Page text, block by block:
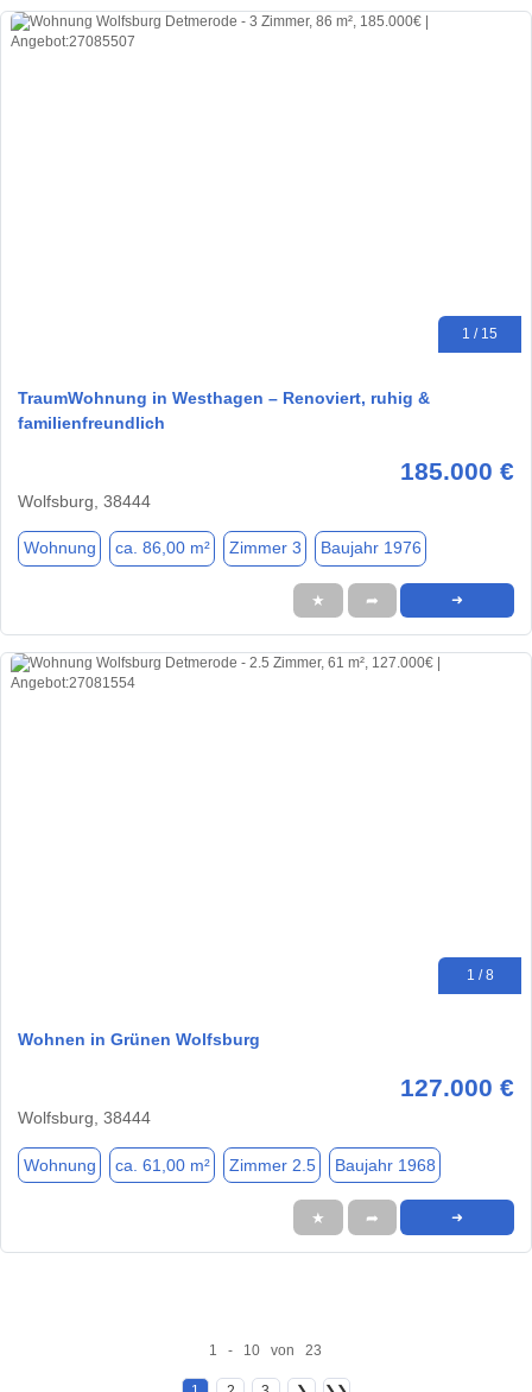
1 / 15
TraumWohnung in Westhagen – Renoviert, ruhig &
familienfreundlich
185.000 €
Wolfsburg, 38444
Wohnung ca. 86,00 m² Zimmer 3 Baujahr 1976
★ ➦ ➜
1 / 8
Wohnen in Grünen Wolfsburg
127.000 €
Wolfsburg, 38444
Wohnung ca. 61,00 m² Zimmer 2.5 Baujahr 1968
★ ➦ ➜
1 - 10 von 23